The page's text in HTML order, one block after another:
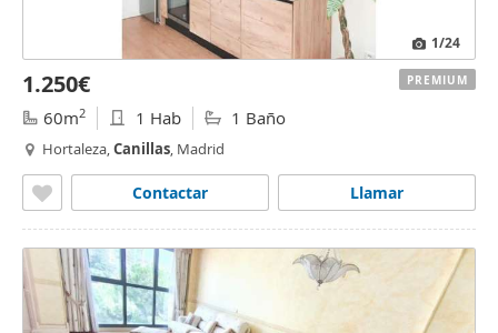
1/24
1.250€
60m2 1 Hab 1 Baño
Hortaleza,Canillas, Madrid
Llamar
Contactar
PREMIUM